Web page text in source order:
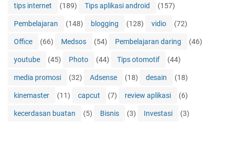
tips internet (189) Tips aplikasi android (157)
Pembelajaran (148) blogging (128) vidio (72)
Office (66) Medsos (54) Pembelajaran daring (46)
youtube (45) Photo (44) Tips otomotif (44)
media promosi (32) Adsense (18) desain (18)
kinemaster (11) capcut (7) review aplikasi (6)
kecerdasan buatan (5) Bisnis (3) Investasi (3)